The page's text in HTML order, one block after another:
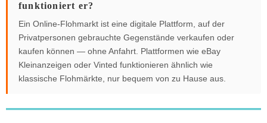
funktioniert er?
Ein Online-Flohmarkt ist eine digitale Plattform, auf der
Privatpersonen gebrauchte Gegenstände verkaufen oder
kaufen können — ohne Anfahrt. Plattformen wie eBay
Kleinanzeigen oder Vinted funktionieren ähnlich wie
klassische Flohmärkte, nur bequem von zu Hause aus.